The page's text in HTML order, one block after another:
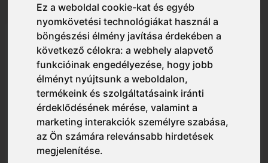
Ez a weboldal cookie-kat és egyéb
nyomkövetési technológiákat használ a
böngészési élmény javítása érdekében a
következő célokra:a webhely alapvető
funkcióinak engedélyezése, hogy jobb
élményt nyújtsunk a weboldalon,
termékeink és szolgáltatásaink iránti
érdeklődésének mérése, valamint a
marketing interakciók személyre szabása,
az Ön számára relevánsabb hirdetések
megjelenítése.
CL02040015 TRONCHETTO
munkacsizma OB FO WPA SR